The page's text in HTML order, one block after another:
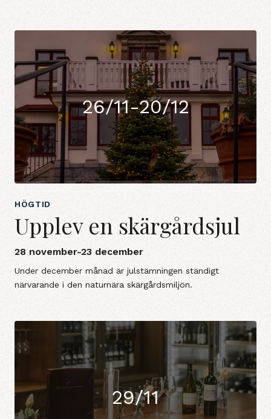
26/11-20/12
HÖGTID
Upplev en skärgårdsjul
28 november-23 december
Under december månad är julstämningen ständigt
närvarande i den naturnära skärgårdsmiljön.
29/11